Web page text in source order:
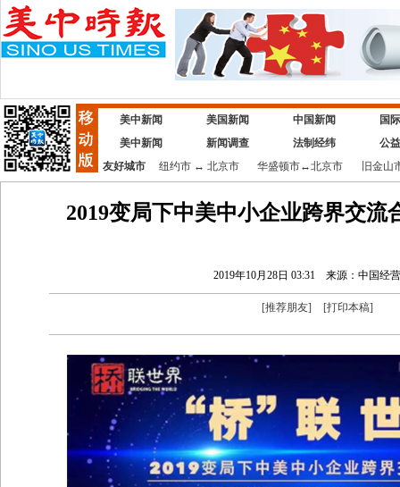
美中新闻 美国新闻 中国新闻
国
美中新闻
新闻调查 法制经纬
公
友好城市
纽约市↔ 北京市 华盛顿市↔北京市 旧金山
2019变局下中美中小企业跨界交流
2019年10月28日 03:31 来源：中国经
[推荐朋友] [打印本稿]